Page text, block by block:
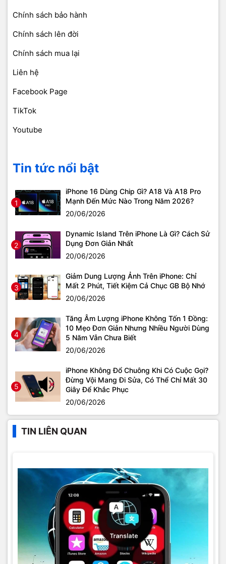
Chính sách bảo hành
Chính sách lên đời
Chính sách mua lại
Liên hệ
Facebook Page
TikTok
Youtube
Tin tức nổi bật
1
iPhone 16 Dùng Chip Gì? A18 Và A18 Pro
Mạnh Đến Mức Nào Trong Năm 2026?
20/06/2026
2
Dynamic Island Trên iPhone Là Gì? Cách Sử
Dụng Đơn Giản Nhất
20/06/2026
3
Giảm Dung Lượng Ảnh Trên iPhone: Chỉ
Mất 2 Phút, Tiết Kiệm Cả Chục GB Bộ Nhớ
20/06/2026
4
Tăng Âm Lượng iPhone Không Tốn 1 Đồng:
10 Mẹo Đơn Giản Nhưng Nhiều Người Dùng
5 Năm Vẫn Chưa Biết
20/06/2026
5
iPhone Không Đổ Chuông Khi Có Cuộc Gọi?
Đừng Vội Mang Đi Sửa, Có Thể Chỉ Mất 30
Giây Để Khắc Phục
20/06/2026
TIN LIÊN QUAN